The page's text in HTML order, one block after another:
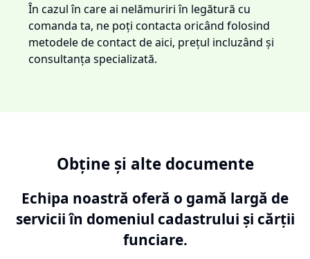
În cazul în care ai nelămuriri în legătură cu
comanda ta, ne poți contacta oricând folosind
metodele de contact de aici, prețul incluzând și
consultanța specializată.
Obține și alte documente
Echipa noastră oferă o gamă largă de
servicii în domeniul cadastrului și cărții
funciare.